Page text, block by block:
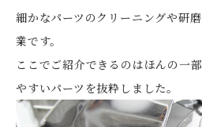
細かなパーツのクリーニングや研
業です。
ここでご紹介できるのはほんの一
やすいパーツを抜粋しました。